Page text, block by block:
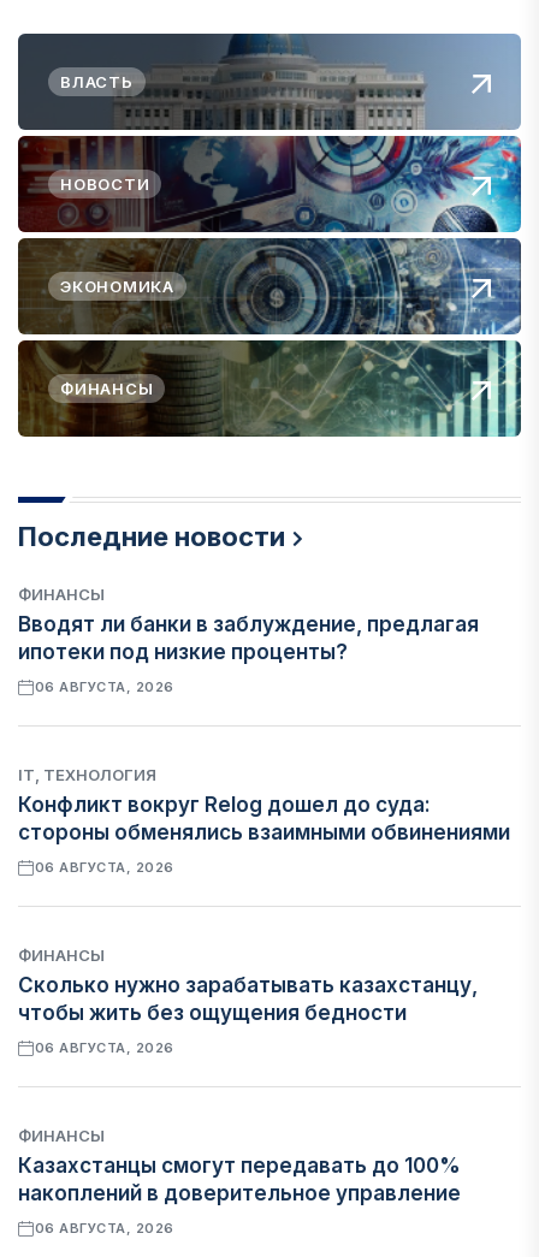
ВЛАСТЬ
НОВОСТИ
ЭКОНОМИКА
ФИНАНСЫ
Последние новости
ФИНАНСЫ
Вводят ли банки в заблуждение, предлагая
ипотеки под низкие проценты?
06 АВГУСТА, 2026
IT, ТЕХНОЛОГИЯ
Конфликт вокруг Relog дошел до суда:
стороны обменялись взаимными обвинениями
06 АВГУСТА, 2026
ФИНАНСЫ
Сколько нужно зарабатывать казахстанцу,
чтобы жить без ощущения бедности
06 АВГУСТА, 2026
ФИНАНСЫ
Казахстанцы смогут передавать до 100%
накоплений в доверительное управление
06 АВГУСТА, 2026